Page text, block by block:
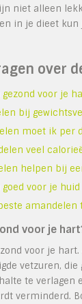
niet alleen
in je dieet
over
voor je
bij
moet ik per
veel
helpen bij
voor je
amandelen
voor je
voor je
vetzuren,
te verlagen
verminderd.